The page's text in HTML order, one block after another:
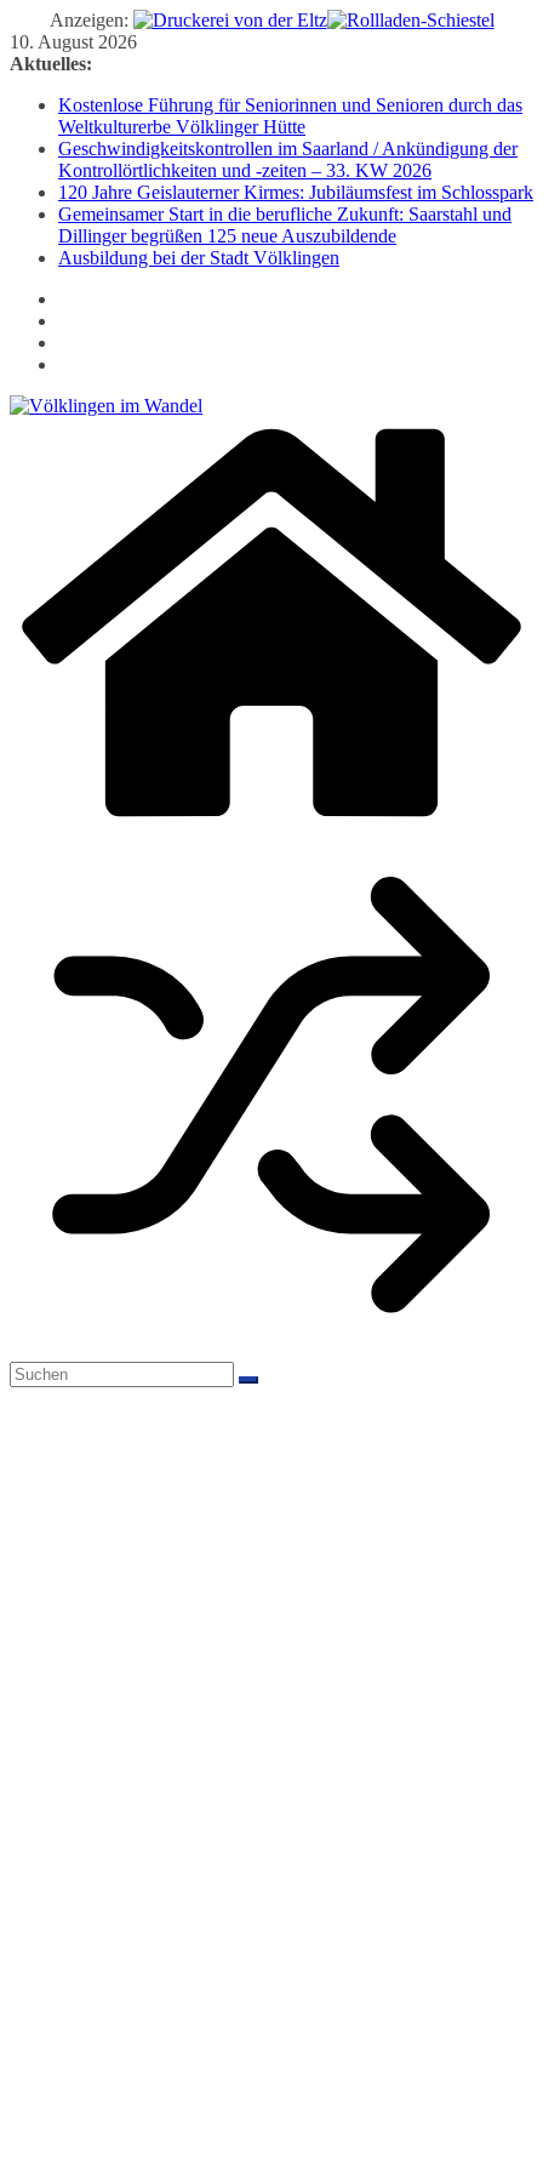
Anzeigen:
Zum
Inhalt
10. August 2026
Aktuelles:
Kostenlose Führung für Seniorinnen und Senioren durch das
Weltkulturerbe Völklinger Hütte
Geschwindigkeitskontrollen im Saarland / Ankündigung der
Kontrollörtlichkeiten und -zeiten – 33. KW 2026
120 Jahre Geislauterner Kirmes: Jubiläumsfest im Schlosspark
Gemeinsamer Start in die berufliche Zukunft: Saarstahl und
Dillinger begrüßen 125 neue Auszubildende
Ausbildung bei der Stadt Völklingen